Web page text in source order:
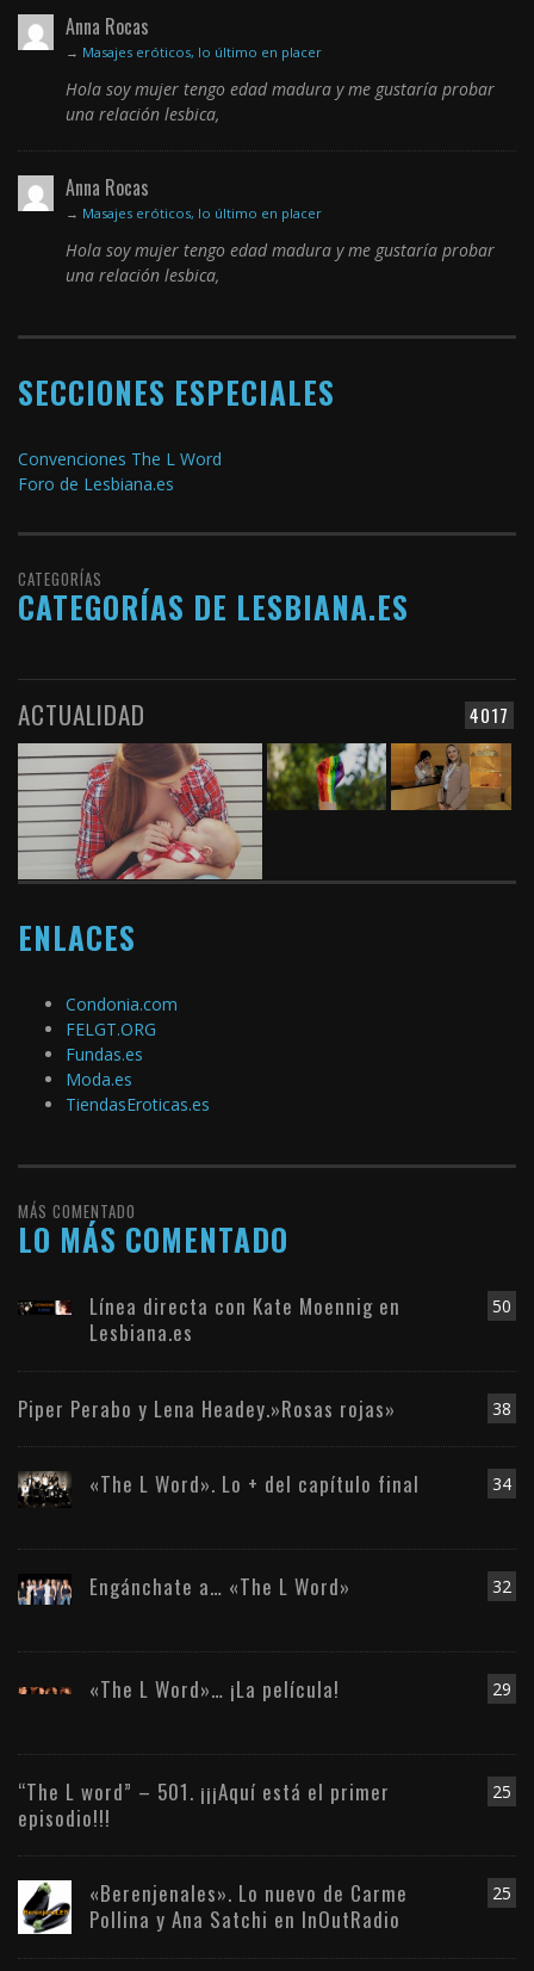
Anna Rocas
→ Masajes eróticos, lo último en placer
Hola soy mujer tengo edad madura y me gustaría probar
una relación lesbica,
Anna Rocas
→ Masajes eróticos, lo último en placer
Hola soy mujer tengo edad madura y me gustaría probar
una relación lesbica,
SECCIONES ESPECIALES
Convenciones The L Word
Foro de Lesbiana.es
CATEGORÍAS
CATEGORÍAS DE LESBIANA.ES
4017
ACTUALIDAD
ENLACES
Condonia.com
FELGT.ORG
Fundas.es
Moda.es
TiendasEroticas.es
MÁS COMENTADO
LO MÁS COMENTADO
50
Línea directa con Kate Moennig en
Lesbiana.es
38
Piper Perabo y Lena Headey.»Rosas rojas»
34
«The L Word». Lo + del capítulo final
32
Engánchate a… «The L Word»
29
«The L Word»… ¡La película!
25
“The L word” – 501. ¡¡¡Aquí está el primer
episodio!!!
25
«Berenjenales». Lo nuevo de Carme
Pollina y Ana Satchi en InOutRadio